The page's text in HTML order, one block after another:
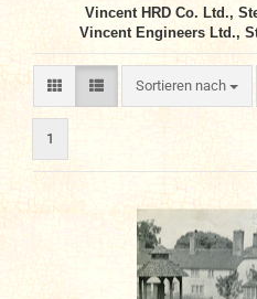
Vincent HRD Co. Ltd.,
Vincent Engineers Ltd.,
Sortieren nach
Sortieren nach
1